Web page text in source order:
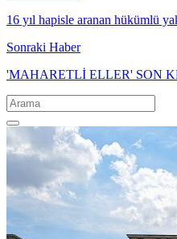
16 yıl hapisle aranan hükümlü
Sonraki Haber
'MAHARETLİ ELLER' SON